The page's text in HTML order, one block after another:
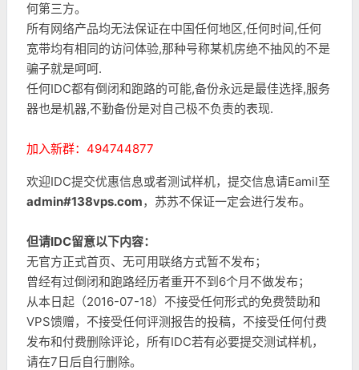
何第三方。
所有网络产品均无法保证在中国任何地区,任何时间,任何
宽带均有相同的访问体验,那种号称某机房绝不抽风的不是
骗子就是呵呵.
任何IDC都有倒闭和跑路的可能,备份永远是最佳选择,服务
器也是机器,不勤备份是对自己极不负责的表现.
加入新群：494744877
欢迎IDC提交优惠信息或者测试样机，提交信息请Eamil至
admin#138vps.com，苏苏不保证一定会进行发布。
但请IDC留意以下内容：
无官方正式首页、无可用联络方式暂不发布；
曾经有过倒闭和跑路经历者重开不到6个月不做发布；
从本日起（2016-07-18）不接受任何形式的免费赞助和
VPS馈赠，不接受任何评测报告的投稿，不接受任何付费
发布和付费删除评论，所有IDC若有必要提交测试样机，
请在7日后自行删除。